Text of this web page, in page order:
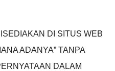
DI SITUS WEB
ADANYA” TANPA
DALAM